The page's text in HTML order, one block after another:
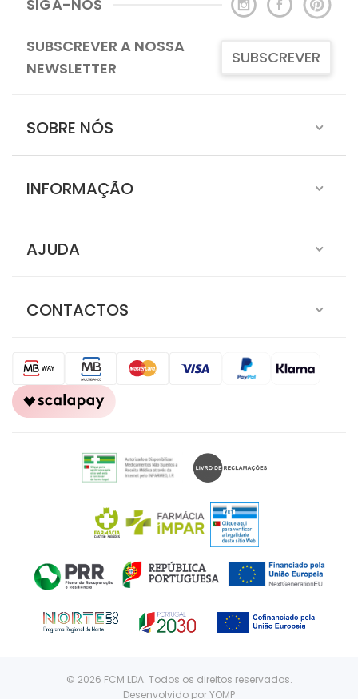
SIGA-NOS
SUBSCREVER A NOSSA
NEWSLETTER
SUBSCREVER
SOBRE NÓS
INFORMAÇÃO
AJUDA
CONTACTOS
© 2026 FCM LDA. Todos os direitos reservados.
Desenvolvido porYOMP